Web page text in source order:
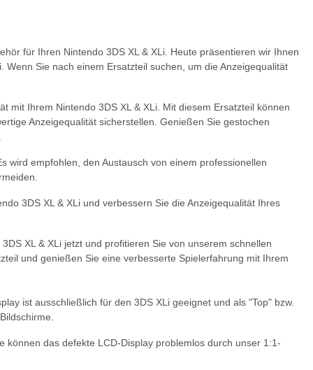
für Ihren Nintendo 3DS XL & XLi. Heute präsentieren wir Ihnen
Sie nach einem Ersatzteil suchen, um die Anzeigequalität
mit Ihrem Nintendo 3DS XL & XLi. Mit diesem Ersatzteil können
Anzeigequalität sicherstellen. Genießen Sie gestochen
wird empfohlen, den Austausch von einem professionellen
3DS XL & XLi und verbessern Sie die Anzeigequalität Ihres
XL & XLi jetzt und profitieren Sie von unserem schnellen
und genießen Sie eine verbesserte Spielerfahrung mit Ihrem
ist ausschließlich für den 3DS XLi geeignet und als "Top" bzw.
können das defekte LCD-Display problemlos durch unser 1:1-